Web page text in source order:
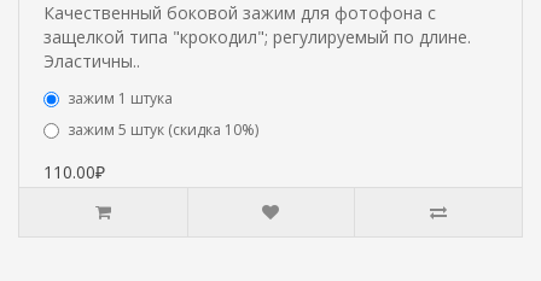
Качественный боковой зажим для фотофона с
защелкой типа "крокодил"; регулируемый по длине.
Эластичны..
зажим 1 штука
зажим 5 штук (скидка 10%)
110.00₽